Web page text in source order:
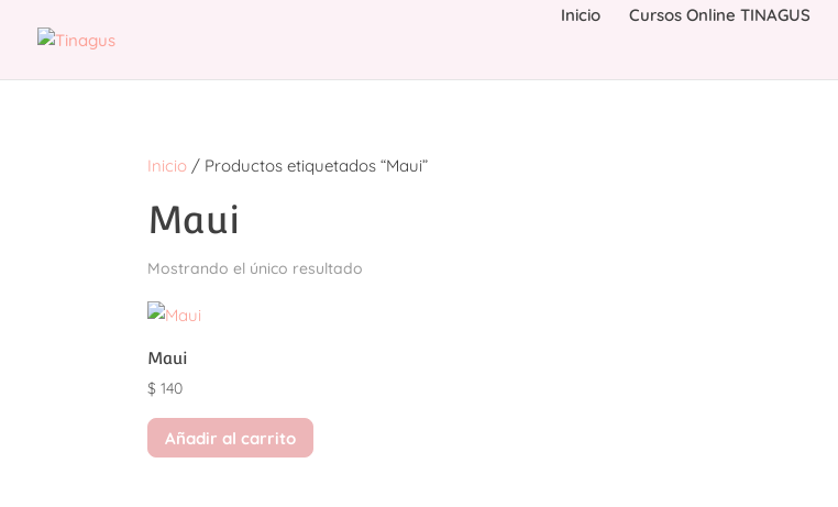
Inicio Cursos Online TINAGUS
Inicio / Productos etiquetados “Maui”
Maui
Mostrando el único resultado
Maui
$ 140
Añadir al carrito